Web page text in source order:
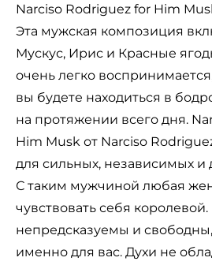
Narciso Rodriguez for Him
Эта мужская композиция
Мускус, Ирис и Красные
очень легко
вы будете находиться в
на протяжении всего дня.
Him Musk от Narciso
для сильных, независимых
С таким мужчиной любая
чувствовать себя
непредсказуемы и
именно для вас. Духи не